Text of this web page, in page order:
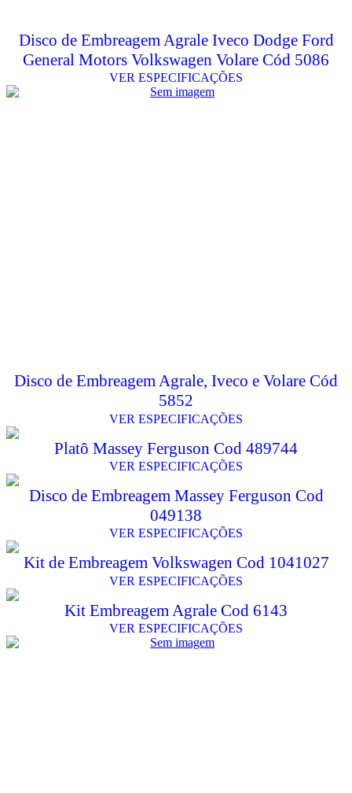
Disco de Embreagem Agrale Iveco Dodge Ford
General Motors Volkswagen Volare Cód 5086
VER ESPECIFICAÇÕES
Disco de Embreagem Agrale, Iveco e Volare Cód
5852
VER ESPECIFICAÇÕES
Platô Massey Ferguson Cod 489744
VER ESPECIFICAÇÕES
Disco de Embreagem Massey Ferguson Cod
049138
VER ESPECIFICAÇÕES
Kit de Embreagem Volkswagen Cod 1041027
VER ESPECIFICAÇÕES
Kit Embreagem Agrale Cod 6143
VER ESPECIFICAÇÕES